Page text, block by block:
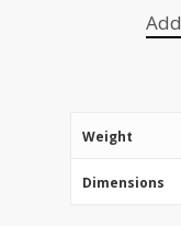
Weight
Dimensions